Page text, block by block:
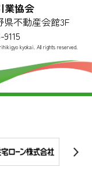
業協会
県不動産会館3F
kyokai. All rights reserved.